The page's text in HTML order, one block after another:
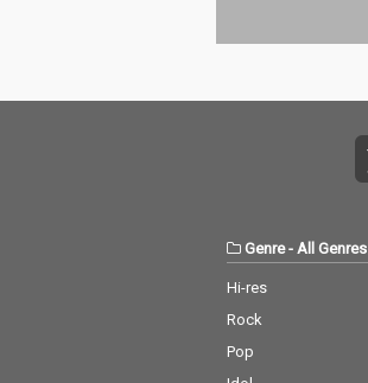
Genre- All Genres
Hi-res
Rock
Pop